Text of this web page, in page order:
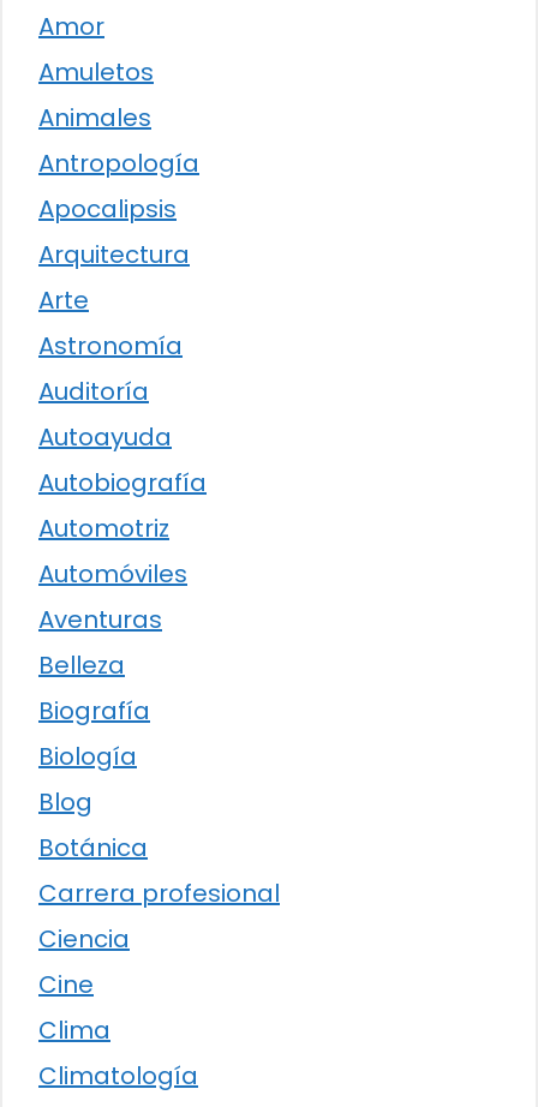
Amor
Amuletos
Animales
Antropología
Apocalipsis
Arquitectura
Arte
Astronomía
Auditoría
Autoayuda
Autobiografía
Automotriz
Automóviles
Aventuras
Belleza
Biografía
Biología
Blog
Botánica
Carrera profesional
Ciencia
Cine
Clima
Climatología